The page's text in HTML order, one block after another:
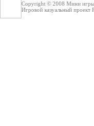
Copyright © 2008 Мини игры
Игровой казуальный проект